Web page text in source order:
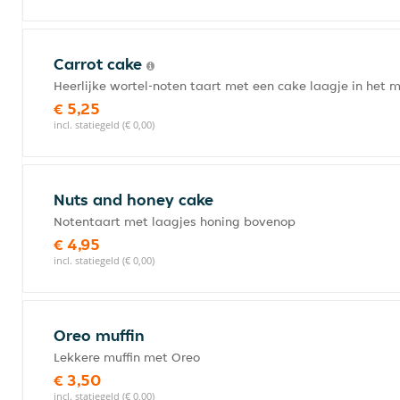
Carrot cake
Heerlijke wortel-noten taart met een cake laagje in het
€ 5,25
incl. statiegeld (€ 0,00)
Nuts and honey cake
Notentaart met laagjes honing bovenop
€ 4,95
incl. statiegeld (€ 0,00)
Oreo muffin
Lekkere muffin met Oreo
€ 3,50
incl. statiegeld (€ 0,00)